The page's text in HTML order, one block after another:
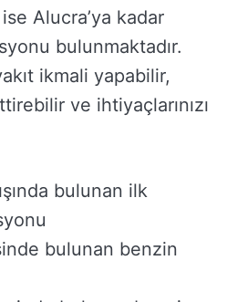
Alucra’ya kadar
bulunmaktadır.
ikmali yapabilir,
ve ihtiyaçlarınızı
bulunan ilk
bulunan benzin